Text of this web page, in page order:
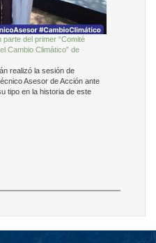
del primer “Comité
Cambio Climático” de
realizó la sesión de
Asesor de Acción ante
tipo en la historia de este